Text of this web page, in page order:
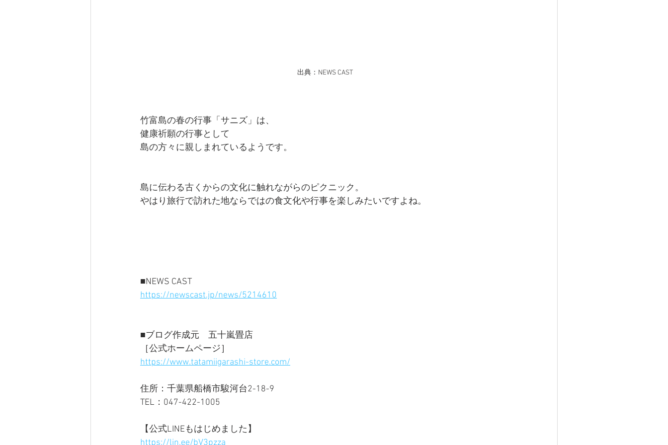
出典：NEWS CAST
竹富島の春の行事「サニズ」は、
健康祈願の行事として
島の方々に親しまれているようです。
島に伝わる古くからの文化に触れながらのピクニック。
やはり旅行で訪れた地ならではの食文化や行事を楽しみたいですよね。
■NEWS CAST
https://newscast.jp/news/5214610
■ブログ作成元　五十嵐畳店
［公式ホームページ］
https://www.tatamiigarashi-store.com/
住所：千葉県船橋市駿河台2-18-9
TEL：047-422-1005
【公式LINEもはじめました】
https://lin.ee/bV3pzza